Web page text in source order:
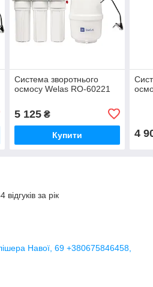
Система зворотнього
осмосу Welas RO-60221
5 125₴
Купити 4
за рік
Навої, 69 +380675846458,